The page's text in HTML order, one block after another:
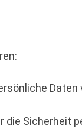
Daten
die Sicherheit